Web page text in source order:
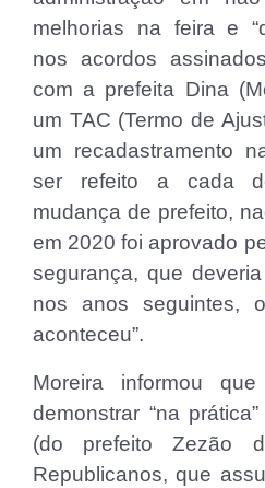
melhorias na feira e
nos acordos
com a prefeita Dina
um TAC (Termo de
um recadastramento
ser refeito a cada
mudança de prefeito,
em 2020 foi aprovado
segurança, que
nos anos seguintes,
aconteceu”.
Moreira informou
demonstrar “na
(do prefeito Zezão
Republicanos, que